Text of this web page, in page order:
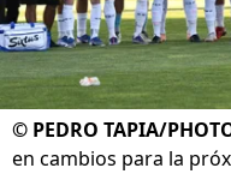
© PEDRO TAPIA/
en cambios para la